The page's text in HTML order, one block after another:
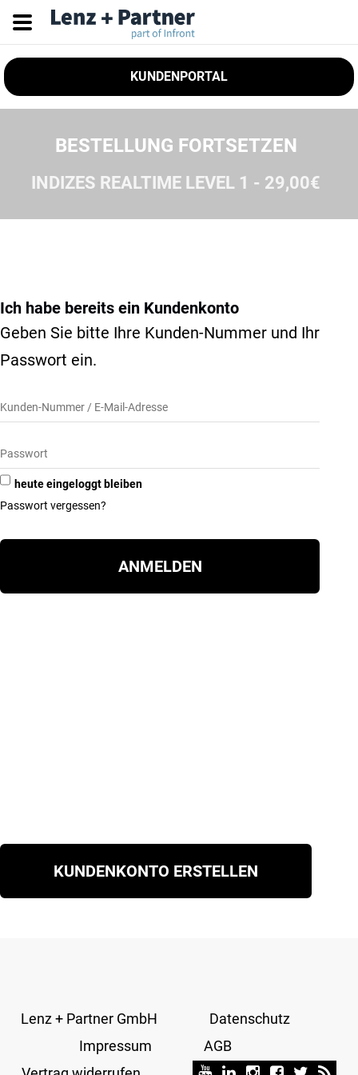
KUNDENPORTAL
BESTELLUNG FORTSETZEN
INDIZES REALTIME LEVEL 1 - 29,00€
Ich habe bereits ein Kundenkonto
Geben Sie bitte Ihre Kunden-Nummer und Ihr
Passwort ein.
heute eingeloggt bleiben
Passwort vergessen?
ANMELDEN
KUNDENKONTO ERSTELLEN
Lenz + Partner GmbH
Datenschutz
Impressum
AGB